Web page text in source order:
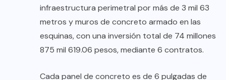
infraestructura perimetral por más de 3 mil 63
metros y muros de concreto armado en las
esquinas, con una inversión total de 74 millones
875 mil 619.06 pesos, mediante 6 contratos.
Cada panel de concreto es de 6 pulgadas de